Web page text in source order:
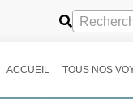
ACCUEIL TOUS NOS